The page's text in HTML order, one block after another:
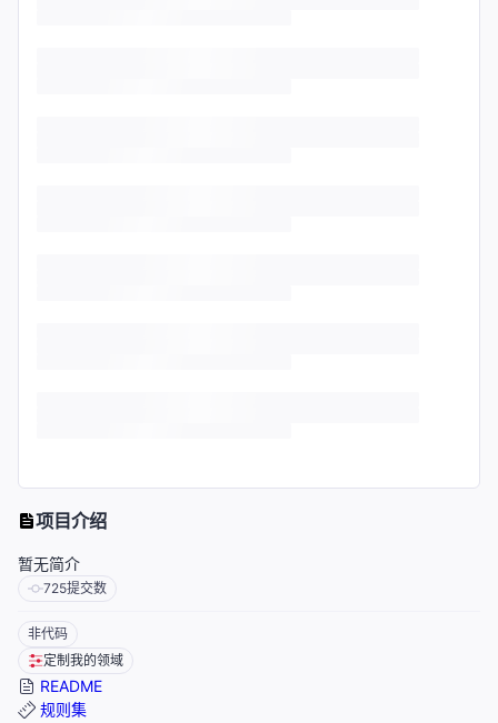
项目介绍
暂无简介
725提交数
非代码
定制我的领域
README
规则集